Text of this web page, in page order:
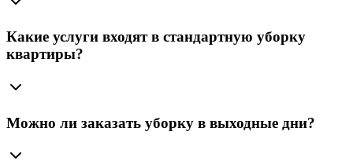
Какие услуги входят в стандартную уборку
квартиры?
Можно ли заказать уборку в выходные дни?